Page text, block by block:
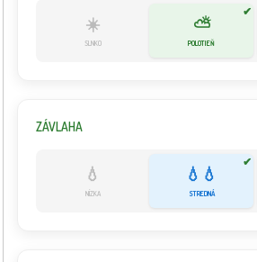
☀️
SLNKO
✔
⛅
POLOTIEŇ
ZÁVLAHA
💧
NÍZKA
✔
💧💧
STREDNÁ